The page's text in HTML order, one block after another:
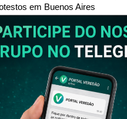
em Buenos Aires